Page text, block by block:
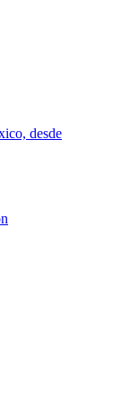
desde